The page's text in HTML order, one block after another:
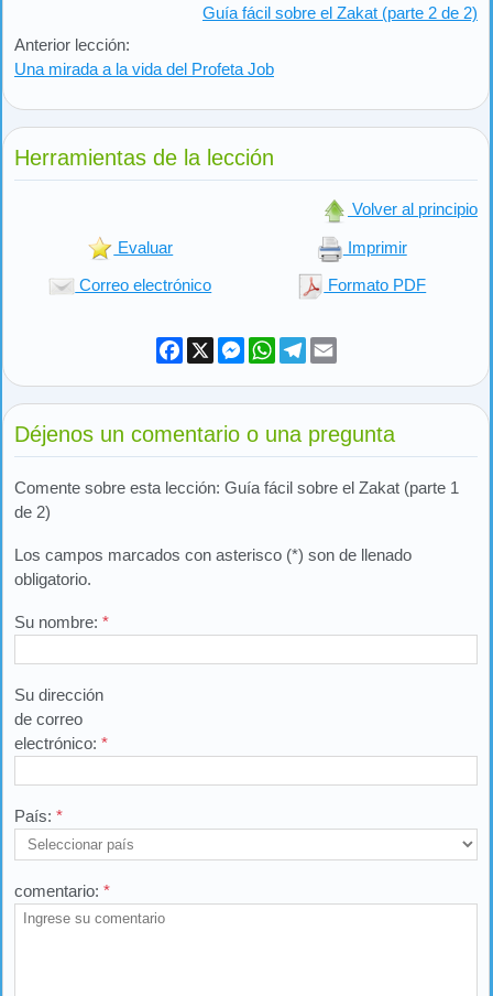
Anterior lección:
Una mirada a la vida del Profeta Job
Guía fácil sobre el Zakat (parte 2 de 2)
Herramientas de la lección
Volver al principio
Evaluar Imprimir
Correo electrónico Formato PDF
Facebook
X Messenger
WhatsApp
Telegram
Déjenos un comentario o una pregunta
Comente sobre esta lección: Guía fácil sobre el Zakat (parte 1
de 2)
Los campos marcados con asterisco (*) son de llenado
obligatorio.
Su nombre: *
Su dirección
de correo
electrónico: *
País: *
comentario: *